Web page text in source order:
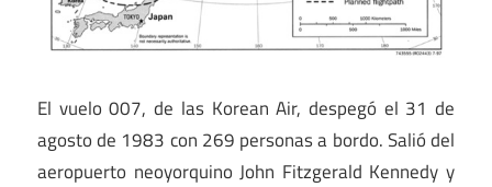
El vuelo 007, de las Korean Air, despegó el 31 de
agosto de 1983 con 269 personas a bordo. Salió del
aeropuerto neoyorquino John Fitzgerald Kennedy y